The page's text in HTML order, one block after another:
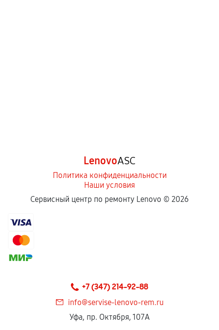
LenovoASC
Политика конфиденциальности
Наши условия
Сервисный центр по ремонту Lenovo © 2026
+7 (347) 214-92-88
info@servise-lenovo-rem.ru
Уфа, пр. Октября, 107А